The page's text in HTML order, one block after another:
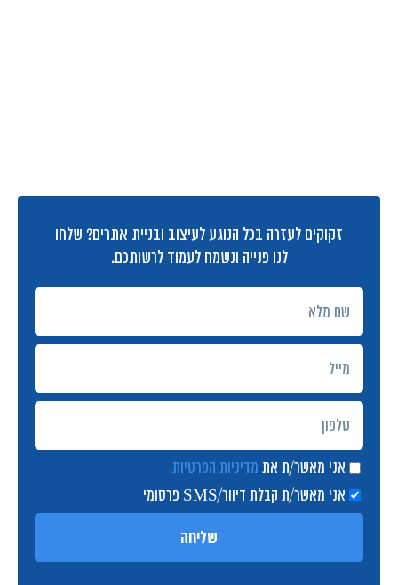
זקוקים לעזרה בכל הנוגע לעיצוב ובניית אתרים? שלחו
לנו פנייה ונשמח לעמוד לרשותכם.
אני מאשר/ת את מדיניות הפרטיות
אני מאשר/ת קבלת דיוור/SMS פרסומי
שליחה